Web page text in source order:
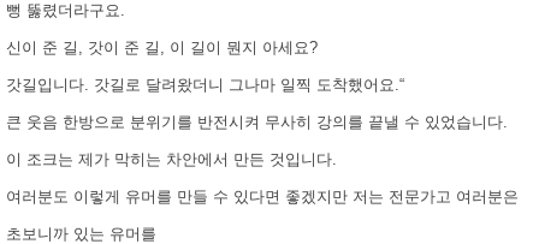
뻥 뚫렸더라구요.
신이 준 길, 갓이 준 길, 이 길이 뭔지 아세요?
갓길입니다. 갓길로 달려왔더니 그나마 일찍 도착했어요.“
큰 웃음 한방으로 분위기를 반전시켜 무사히 강의를 끝낼 수 있었습니다.
이 조크는 제가 막히는 차안에서 만든 것입니다.
여러분도 이렇게 유머를 만들 수 있다면 좋겠지만 저는 전문가고 여러분은
초보니까 있는 유머를